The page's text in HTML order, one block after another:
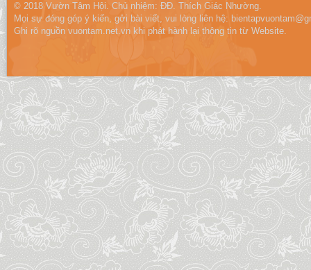
© 2018 Vườn Tâm Hội. Chủ nhiệm: ĐĐ. Thích Giác Nhường.
Mọi sự đóng góp ý kiến, gởi bài viết, vui lòng liên hệ:
Ghi rõ nguồn vuontam.net.vn khi phát hành lại thông tin từ Website.